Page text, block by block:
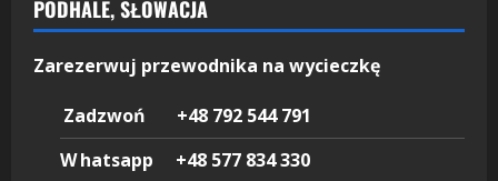
PODHALE, SŁOWACJA
Zarezerwuj przewodnika na wycieczkę
Zadzwoń +48 792 544 791
Whatsapp +48 577 834 330